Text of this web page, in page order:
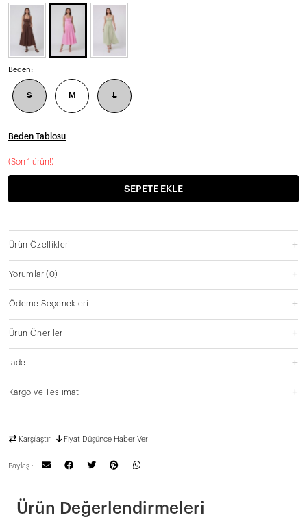
Beden:
S M L
Beden Tablosu
(Son 1 ürün!)
SEPETE EKLE
Ürün Özellikleri
Yorumlar(0)
Ödeme Seçenekleri
Ürün Önerileri
İade
Kargo ve Teslimat
Karşılaştır Fiyat Düşünce Haber Ver
Paylaş :
Ürün Değerlendirmeleri